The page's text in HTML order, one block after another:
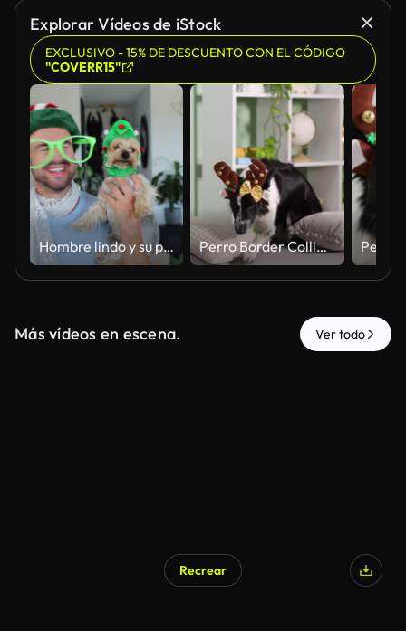
Explorar Vídeos de iStock
EXCLUSIVO - 15% DE DESCUENTO CON EL CÓDIGO
"COVERR15"
Hombre lindo y su perro durante la Navidad Perro Border Collie mono con cinta navideña tumbado en la almohada dentro de casa. Cámara avanzando
Más vídeos en escena. Ver todo
Recrear